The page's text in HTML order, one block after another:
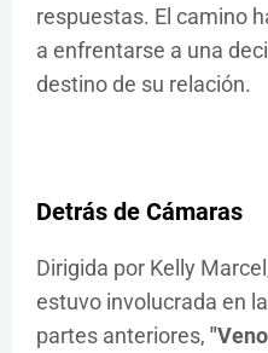
respuestas. El camino
a enfrentarse a una
destino de su relación.
Detrás de Cámaras
Dirigida por Kelly
estuvo involucrada en
partes anteriores,